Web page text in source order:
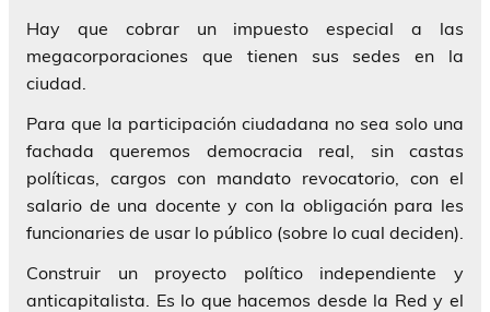
Hay que cobrar un impuesto especial a las
megacorporaciones que tienen sus sedes en la
ciudad.
Para que la participación ciudadana no sea solo una
fachada queremos democracia real, sin castas
políticas, cargos con mandato revocatorio, con el
salario de una docente y con la obligación para les
funcionaries de usar lo público (sobre lo cual deciden).
Construir un proyecto político independiente y
anticapitalista. Es lo que hacemos desde la Red y el